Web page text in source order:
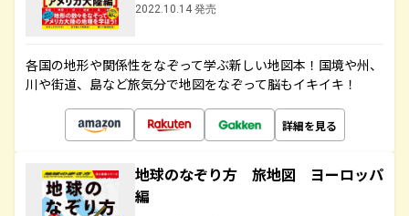
2022.10.14 発売
各国の地形や関係性をなぞって学ぶ新しい地図本！国境や州、
川や街道、島など旅気分で地図をなぞって脳もイキイキ！
詳細を見る
地球のなぞり方 旅地図 ヨーロッパ
編